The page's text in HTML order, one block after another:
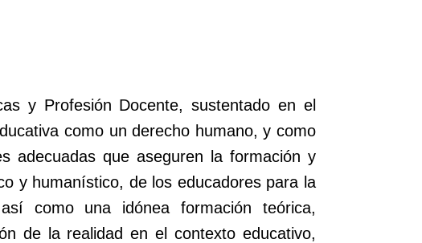
y Profesión Docente, sustentado en el
como un derecho humano, y como
adecuadas que aseguren la formación y
y humanístico, de los educadores para la
como una idónea formación teórica,
de la realidad en el contexto educativo,